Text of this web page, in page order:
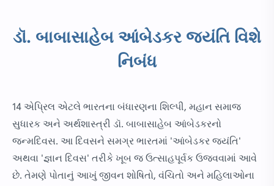
ડૉ. બાબાસાહેબ આંબેડકર જયંતિ વિશે
નિબંધ
14 એપ્રિલ એટલે ભારતના બંધારણના શિલ્પી, મહાન સમાજ
સુધારક અને અર્થશાસ્ત્રી ડૉ. બાબાસાહેબ આંબેડકરનો
જન્મદિવસ. આ દિવસને સમગ્ર ભારતમાં 'આંબેડકર જયંતિ'
અથવા 'જ્ઞાન દિવસ' તરીકે ખૂબ જ ઉત્સાહપૂર્વક ઉજવવામાં આવે
છે. તેમણે પોતાનું આખું જીવન શોષિતો, વંચિતો અને મહિલાઓના